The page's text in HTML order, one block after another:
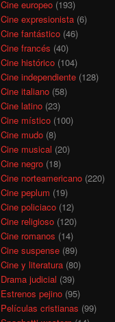
Cine europeo(193)
Cine expresionista(6)
Cine fantástico(46)
Cine francés (40)
Cine histórico(104)
Cine independiente(128)
Cine italiano(58)
Cine latino(23)
Cine místico(100)
Cine mudo(8)
Cine musical (20)
Cine negro(18)
Cine norteamericano(220)
Cine peplum (19)
Cine policiaco(12)
Cine religioso(120)
Cine romanos (14)
Cine suspense(89)
Cine y literatura(80)
Drama judicial (39)
Estrenos pejino(95)
Películas cristianas (99)